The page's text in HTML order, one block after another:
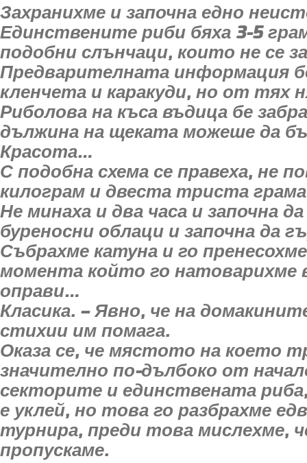
Захранихме и започна едно
Единствените риби бяха 3-5
подобни слънчаци, които не се
Предварителната информация
кленчета и каракуди, но от тях
Риболова на къса въдица бе
дължина на щеката можеше да
Красота…
С подобна схема се правеха, не
килограм и двеста триста грама
Не минаха и два часа и започна
буреносни облаци и започна да
Събрахме катуна и го
момента който го натоварихме
оправи…
Класика. – Явно, че на
стихии им помага.
Оказа се, че мястото на което
значително по-дълбоко от
секторите и единствената
е уклей, но това го разбрахме
турнира, преди това мислехме,
пропускаме.